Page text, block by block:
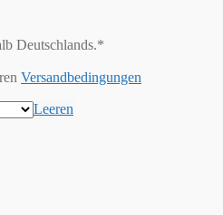
Deutschlands.*
Versandbedingungen
Leeren